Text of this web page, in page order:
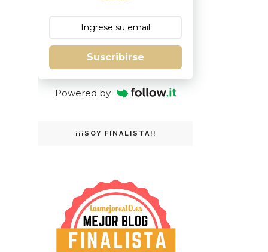
Suscribirse
Powered by
¡¡¡SOY FINALISTA!!